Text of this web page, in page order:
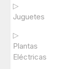
▷
Juguetes
▷
Plantas
Eléctricas